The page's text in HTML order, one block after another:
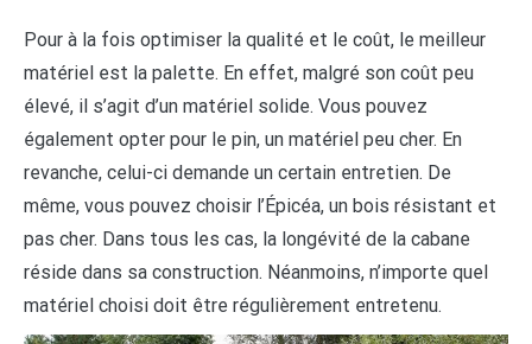
Pour à la fois optimiser la qualité et le coût, le meilleur
matériel est la palette. En effet, malgré son coût peu
élevé, il s’agit d’un matériel solide. Vous pouvez
également opter pour le pin, un matériel peu cher. En
revanche, celui-ci demande un certain entretien. De
même, vous pouvez choisir l’Épicéa, un bois résistant et
pas cher. Dans tous les cas, la longévité de la cabane
réside dans sa construction. Néanmoins, n’importe quel
matériel choisi doit être régulièrement entretenu.